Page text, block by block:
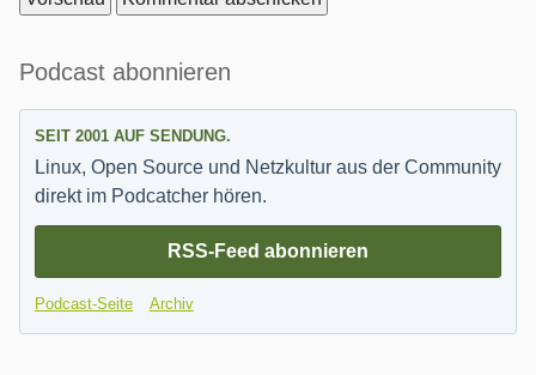
Seitenleiste
Podcast abonnieren
SEIT 2001 AUF SENDUNG.
Linux, Open Source und Netzkultur aus der Community
direkt im Podcatcher hören.
RSS-Feed abonnieren
Podcast-Seite Archiv